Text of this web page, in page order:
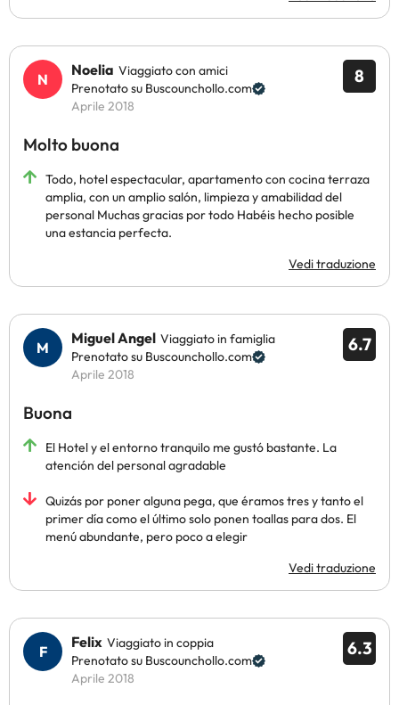
8
Noelia Viaggiato con amici
Prenotato su Buscounchollo.com
Aprile 2018
Molto buona
Todo, hotel espectacular, apartamento con cocina terraza
amplia, con un amplio salón, limpieza y amabilidad del
personal Muchas gracias por todo Habéis hecho posible
una estancia perfecta.
Vedi traduzione
6.7
Miguel Angel Viaggiato in famiglia
Prenotato su Buscounchollo.com
Aprile 2018
Buona
El Hotel y el entorno tranquilo me gustó bastante. La
atención del personal agradable
Quizás por poner alguna pega, que éramos tres y tanto el
primer día como el último solo ponen toallas para dos. El
menú abundante, pero poco a elegir
Vedi traduzione
6.3
Felix Viaggiato in coppia
Prenotato su Buscounchollo.com
Aprile 2018